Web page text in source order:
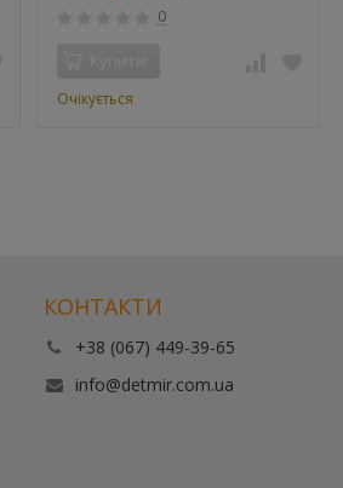
0
Очікується
КОНТАКТИ
+38 (067) 449-39-65
info@detmir.com.ua